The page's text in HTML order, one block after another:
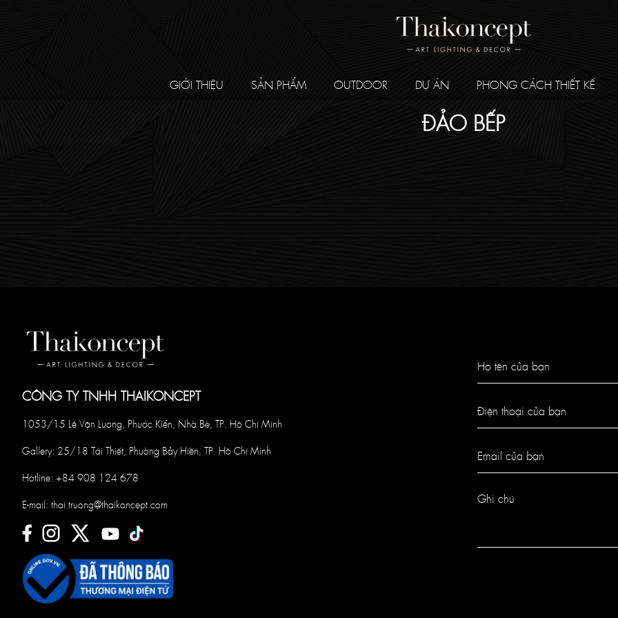
GIỚI THIỆU SẢN PHẨM OUTDOOR DỰ ÁN PHONG CÁCH THIẾT KẾ
ĐẢO BẾP
CÔNG TY TNHH THAIKONCEPT
1053/15 Lê Văn Lương, Phước Kiển, Nhà Bè, TP. Hồ Chí Minh
Gallery: 25/18 Tái Thiết, Phường Bảy Hiền, TP. Hồ Chí Minh
Hotline: +84 908 124 678
E-mail: thai.truong@thaikoncept.com